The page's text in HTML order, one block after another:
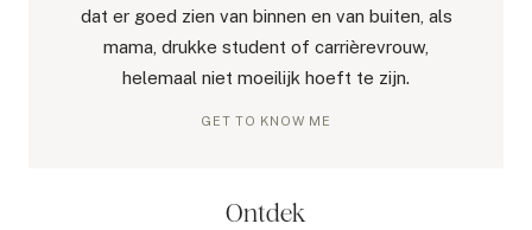
dat er goed zien van binnen en van buiten, als
mama, drukke student of carrièrevrouw,
helemaal niet moeilijk hoeft te zijn.
GET TO KNOW ME
Ontdek